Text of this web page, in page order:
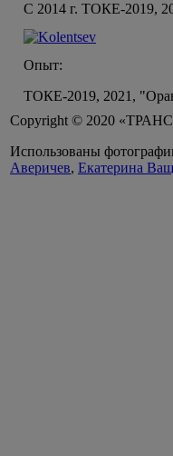
С 2014 г. ТОКЕ-2019,
Опыт:
ТОКЕ-2019, 2021,
Copyright © 2020
Использованы
Аверичев, Екатерина